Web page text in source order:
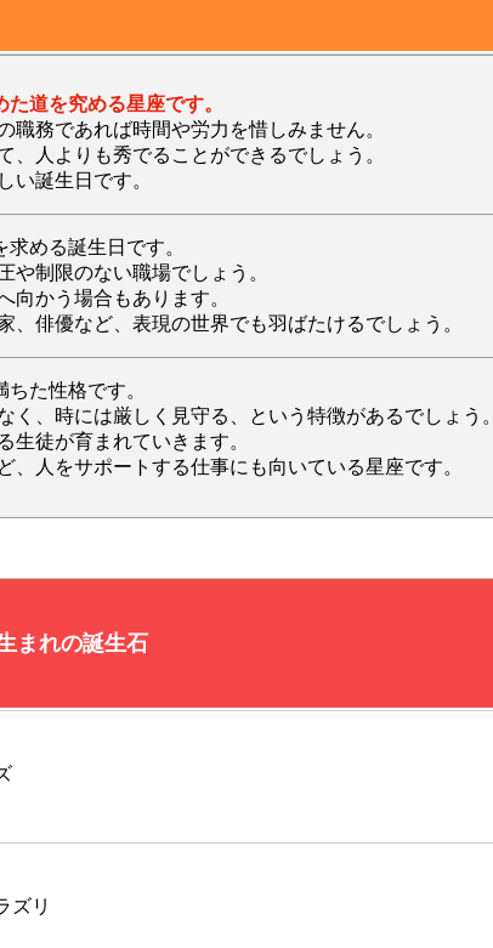
道を究める星座です。
職務であれば時間や労力を惜しみません。
、人よりも秀でることができるでしょう。
い誕生日です。
める誕生日です。
や制限のない職場でしょう。
向かう場合もあります。
、俳優など、表現の世界でも羽ばたけるでしょう。
た性格です。
く、時には厳しく見守る、という特徴があるでしょう。
生徒が育まれていきます。
、人をサポートする仕事にも向いている星座です。
まれの誕生石
ズリ